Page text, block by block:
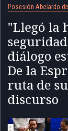
Posesión Abelardo
"Llegó la
diálogo
De la
ruta de
discurso